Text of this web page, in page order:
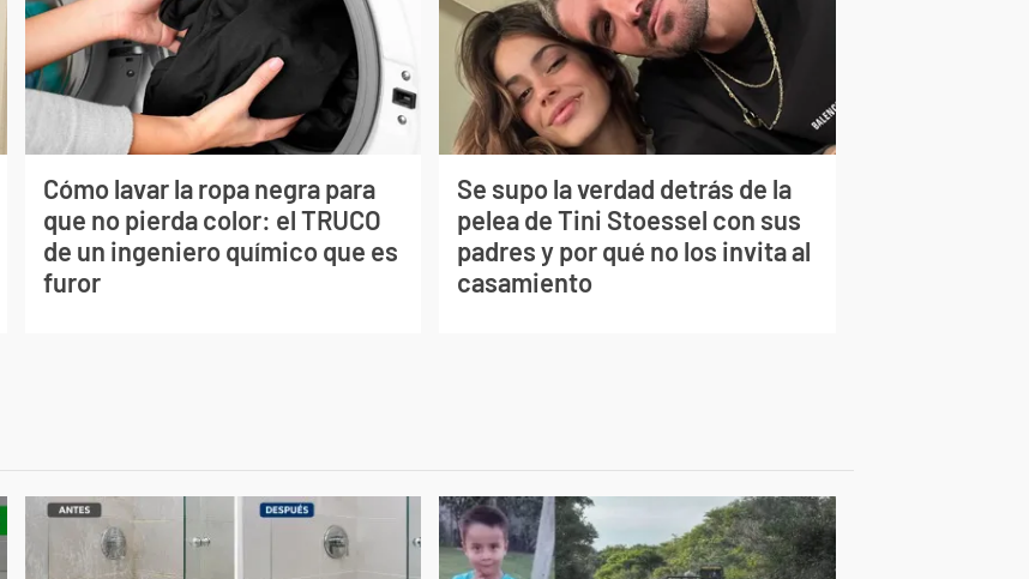
Cómo lavar la ropa negra para
que no pierda color: el TRUCO
de un ingeniero químico que es
furor
Se supo la verdad detrás de la
pelea de Tini Stoessel con sus
padres y por qué no los invita al
casamiento